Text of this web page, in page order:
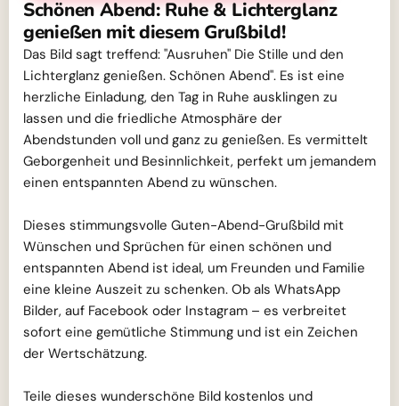
Schönen Abend: Ruhe & Lichterglanz
genießen mit diesem Grußbild!
Das Bild sagt treffend: "Ausruhen" Die Stille und den
Lichterglanz genießen. Schönen Abend". Es ist eine
herzliche Einladung, den Tag in Ruhe ausklingen zu
lassen und die friedliche Atmosphäre der
Abendstunden voll und ganz zu genießen. Es vermittelt
Geborgenheit und Besinnlichkeit, perfekt um jemandem
einen entspannten Abend zu wünschen.
Dieses stimmungsvolle Guten-Abend-Grußbild mit
Wünschen und Sprüchen für einen schönen und
entspannten Abend ist ideal, um Freunden und Familie
eine kleine Auszeit zu schenken. Ob als WhatsApp
Bilder, auf Facebook oder Instagram – es verbreitet
sofort eine gemütliche Stimmung und ist ein Zeichen
der Wertschätzung.
Teile dieses wunderschöne Bild kostenlos und